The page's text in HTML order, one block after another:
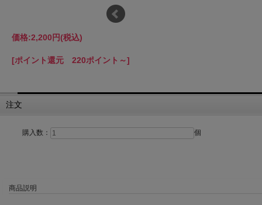
価格:2,200円(税込)
[ポイント還元 220ポイント～]
注文
購入数： 個
商品説明